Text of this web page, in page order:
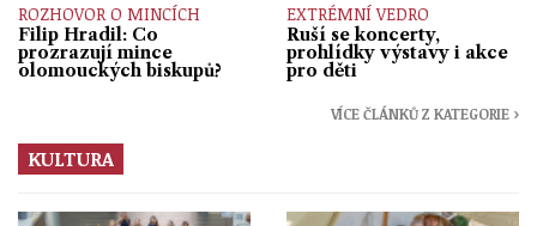
ROZHOVOR O MINCÍCH
Filip Hradil: Co
prozrazují mince
olomouckých biskupů?
EXTRÉMNÍ VEDRO
Ruší se koncerty,
prohlídky výstavy i akce
pro děti
VÍCE ČLÁNKŮ Z KATEGORIE ›
KULTURA